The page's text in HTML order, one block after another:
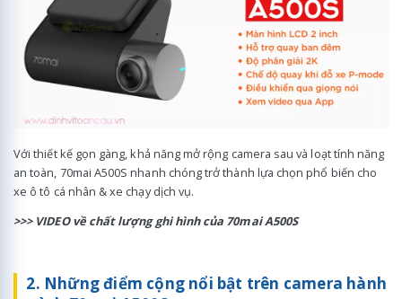
Với thiết kế gọn gàng, khả năng mở rộng camera sau và loạt tính năng
an toàn, 70mai A500S nhanh chóng trở thành lựa chọn phổ biến cho
xe ô tô cá nhân & xe chạy dịch vụ.
>>> VIDEO về chất lượng ghi hình của 70mai A500S
2. Những điểm cộng nổi bật trên camera hành